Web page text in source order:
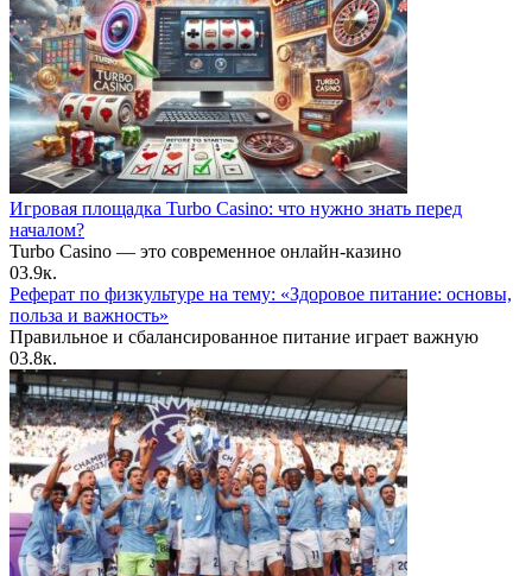
Игровая площадка Turbo Casino: что нужно знать перед
началом?
Turbo Casino — это современное онлайн-казино
03.9к.
Реферат по физкультуре на тему: «Здоровое питание: основы,
польза и важность»
Правильное и сбалансированное питание играет важную
03.8к.